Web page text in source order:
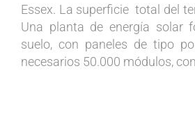
Essex. La superficie total del
Una planta de energía solar
suelo, con paneles de tipo
necesarios 50.000 módulos, con